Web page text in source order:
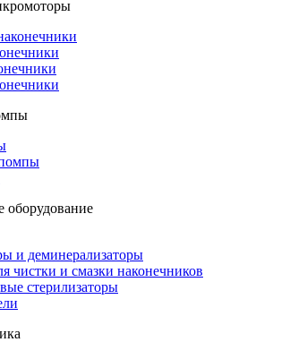
оборудование
и деминерализаторы
чистки и смазки наконечников
стерилизаторы